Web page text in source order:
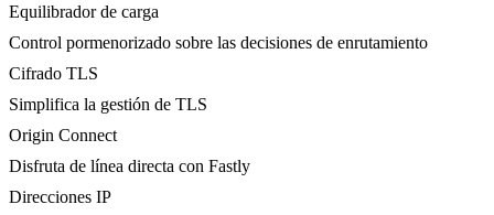
Equilibrador de carga
Control pormenorizado sobre las decisiones de enrutamiento
Cifrado TLS
Simplifica la gestión de TLS
Origin Connect
Disfruta de línea directa con Fastly
Direcciones IP